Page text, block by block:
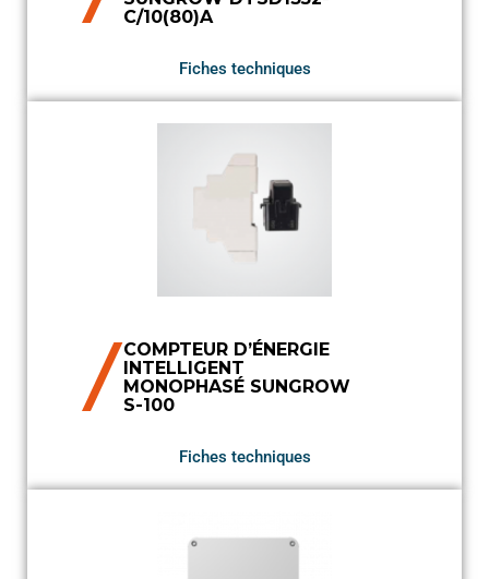
C/10(80)A
Fiches techniques
COMPTEUR D’ÉNERGIE
INTELLIGENT
MONOPHASÉ SUNGROW
S-100
Fiches techniques